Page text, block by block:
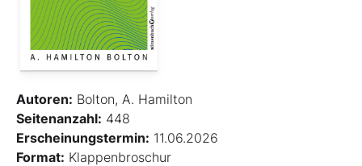
Autoren: Bolton, A. Hamilton
Seitenanzahl: 448
Erscheinungstermin: 11.06.2026
Format: Klappenbroschur